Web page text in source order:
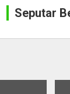
Seputar